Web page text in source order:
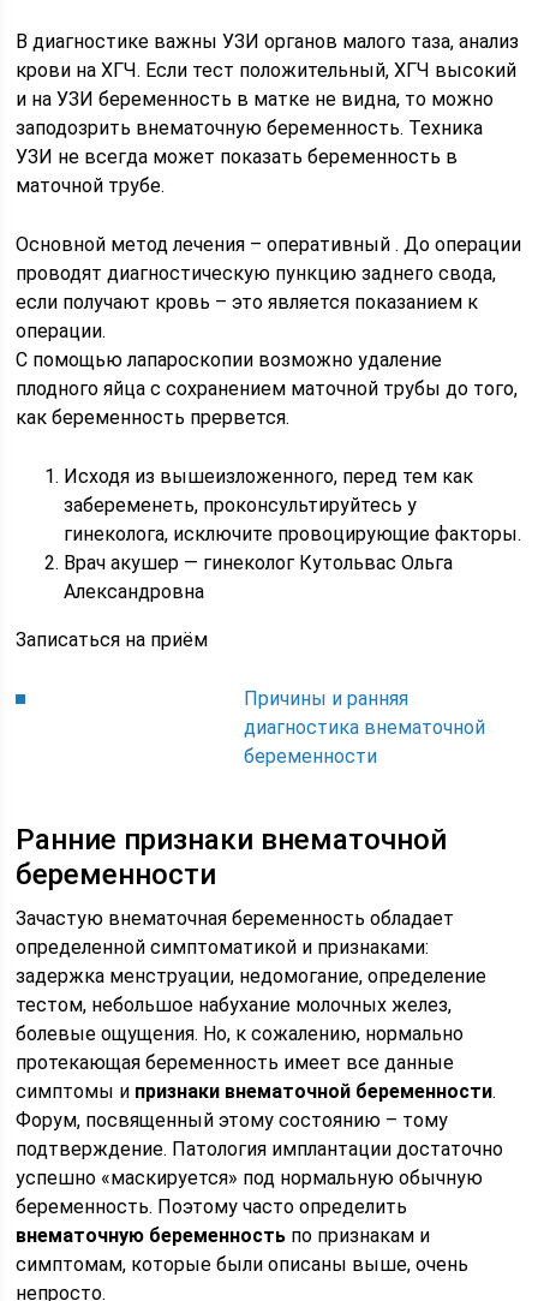
В диагностике важны УЗИ органов малого таза, анализ
крови на ХГЧ. Если тест положительный, ХГЧ высокий
и на УЗИ беременность в матке не видна, то можно
заподозрить внематочную беременность. Техника
УЗИ не всегда может показать беременность в
маточной трубе.
Основной метод лечения – оперативный . До операции
проводят диагностическую пункцию заднего свода,
если получают кровь – это является показанием к
операции.
С помощью лапароскопии возможно удаление
плодного яйца с сохранением маточной трубы до того,
как беременность прервется.
Исходя из вышеизложенного, перед тем как
забеременеть, проконсультируйтесь у
гинеколога, исключите провоцирующие факторы.
Врач акушер — гинеколог Кутольвас Ольга
Александровна
Записаться на приём
Причины и ранняя
диагностика внематочной
беременности
Ранние признаки внематочной
беременности
Зачастую внематочная беременность обладает
определенной симптоматикой и признаками:
задержка менструации, недомогание, определение
тестом, небольшое набухание молочных желез,
болевые ощущения. Но, к сожалению, нормально
протекающая беременность имеет все данные
симптомы и признаки внематочной беременности.
Форум, посвященный этому состоянию – тому
подтверждение. Патология имплантации достаточно
успешно «маскируется» под нормальную обычную
беременность. Поэтому часто определить
внематочную беременность по признакам и
симптомам, которые были описаны выше, очень
непросто.